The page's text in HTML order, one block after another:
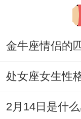
书店里不仅如
王子》的男生,
饭.
2月14日是什